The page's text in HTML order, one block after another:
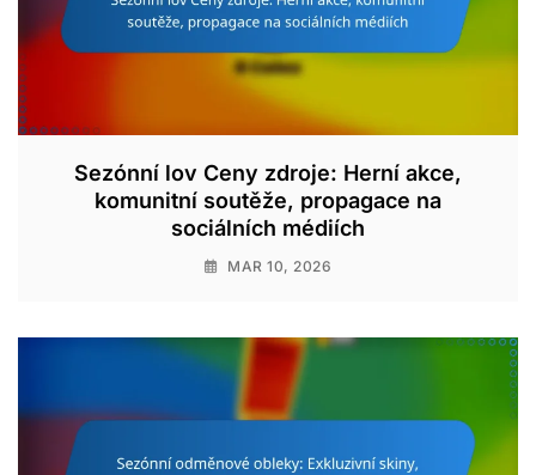
Sezónní lov Ceny zdroje: Herní akce,
komunitní soutěže, propagace na
sociálních médiích
MAR 10, 2026